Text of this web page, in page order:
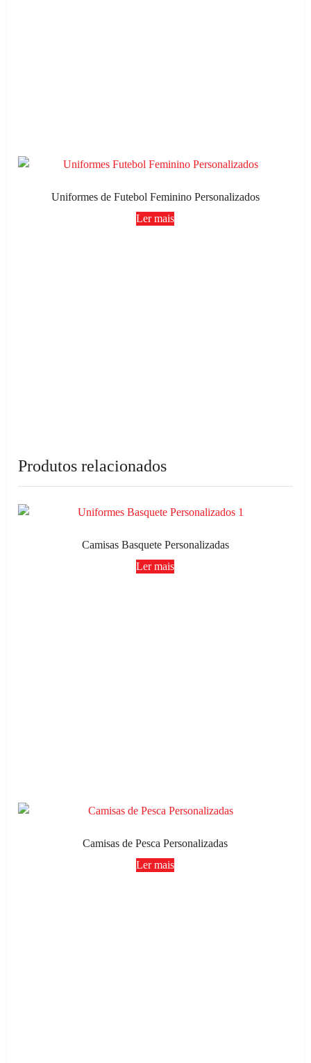
Uniformes de Futebol Feminino Personalizados
Ler mais
Produtos relacionados
Camisas Basquete Personalizadas
Ler mais
Camisas de Pesca Personalizadas
Ler mais